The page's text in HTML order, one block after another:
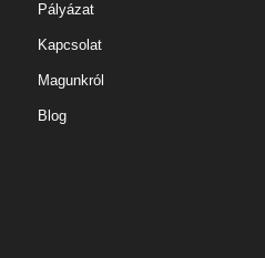
Pályázat
Kapcsolat
Magunkról
Blog